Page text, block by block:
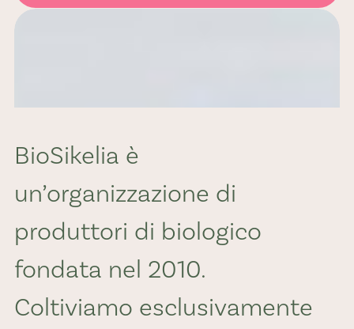
BioSikelia è
un’organizzazione di
produttori di biologico
fondata nel 2010.
Coltiviamo esclusivamente